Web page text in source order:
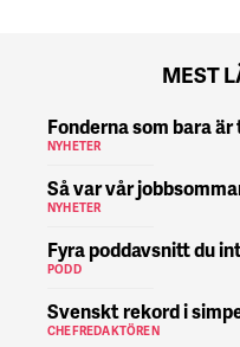
MEST
Fonderna som bara
NYHETER
Så var vår
NYHETER
Fyra poddavsnitt du
PODD
Svenskt rekord i
CHEFREDAKTÖREN